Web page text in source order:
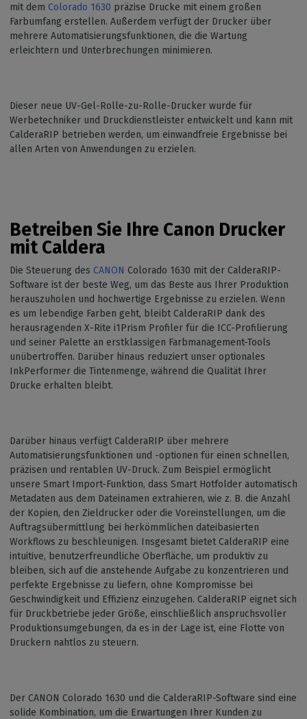
mit dem Colorado 1630 präzise Drucke mit einem großen
Farbumfang erstellen. Außerdem verfügt der Drucker über
mehrere Automatisierungsfunktionen, die die Wartung
erleichtern und Unterbrechungen minimieren.
Dieser neue UV-Gel-Rolle-zu-Rolle-Drucker wurde für
Werbetechniker und Druckdienstleister entwickelt und kann mit
CalderaRIP betrieben werden, um einwandfreie Ergebnisse bei
allen Arten von Anwendungen zu erzielen.
Betreiben Sie Ihre Canon Drucker
mit Caldera
Die Steuerung des CANON Colorado 1630 mit der CalderaRIP-
Software ist der beste Weg, um das Beste aus Ihrer Produktion
herauszuholen und hochwertige Ergebnisse zu erzielen. Wenn
es um lebendige Farben geht, bleibt CalderaRIP dank des
herausragenden X-Rite i1Prism Profiler für die ICC-Profilierung
und seiner Palette an erstklassigen Farbmanagement-Tools
unübertroffen. Darüber hinaus reduziert unser optionales
InkPerformer die Tintenmenge, während die Qualität Ihrer
Drucke erhalten bleibt.
Darüber hinaus verfügt CalderaRIP über mehrere
Automatisierungsfunktionen und -optionen für einen schnellen,
präzisen und rentablen UV-Druck. Zum Beispiel ermöglicht
unsere Smart Import-Funktion, dass Smart Hotfolder automatisch
Metadaten aus dem Dateinamen extrahieren, wie z. B. die Anzahl
der Kopien, den Zieldrucker oder die Voreinstellungen, um die
Auftragsübermittlung bei herkömmlichen dateibasierten
Workflows zu beschleunigen. Insgesamt bietet CalderaRIP eine
intuitive, benutzerfreundliche Oberfläche, um produktiv zu
bleiben, sich auf die anstehende Aufgabe zu konzentrieren und
perfekte Ergebnisse zu liefern, ohne Kompromisse bei
Geschwindigkeit und Effizienz einzugehen. CalderaRIP eignet sich
für Druckbetriebe jeder Größe, einschließlich anspruchsvoller
Produktionsumgebungen, da es in der Lage ist, eine Flotte von
Druckern nahtlos zu steuern.
Der CANON Colorado 1630 und die CalderaRIP-Software sind eine
solide Kombination, um die Erwartungen Ihrer Kunden zu